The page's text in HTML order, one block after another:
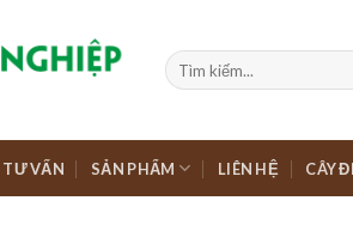
TƯ VẤN SẢN PHẨM LIÊN HỆ CÂY